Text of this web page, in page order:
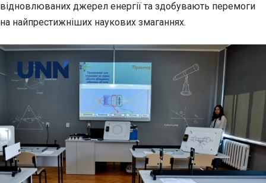
відновлюваних джерел енергії та здобувають перемоги
на найпрестижніших наукових змаганнях.